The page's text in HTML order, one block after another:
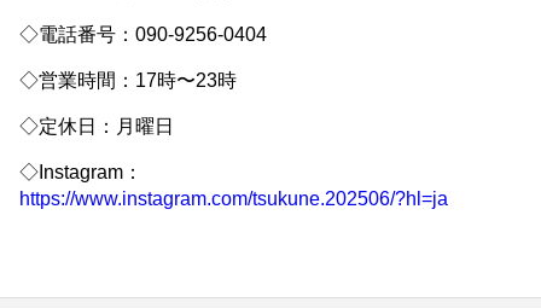
◇電話番号：090-9256-0404
◇営業時間：17時〜23時
◇定休日：月曜日
◇Instagram：
https://www.instagram.com/tsukune.202506/?hl=ja